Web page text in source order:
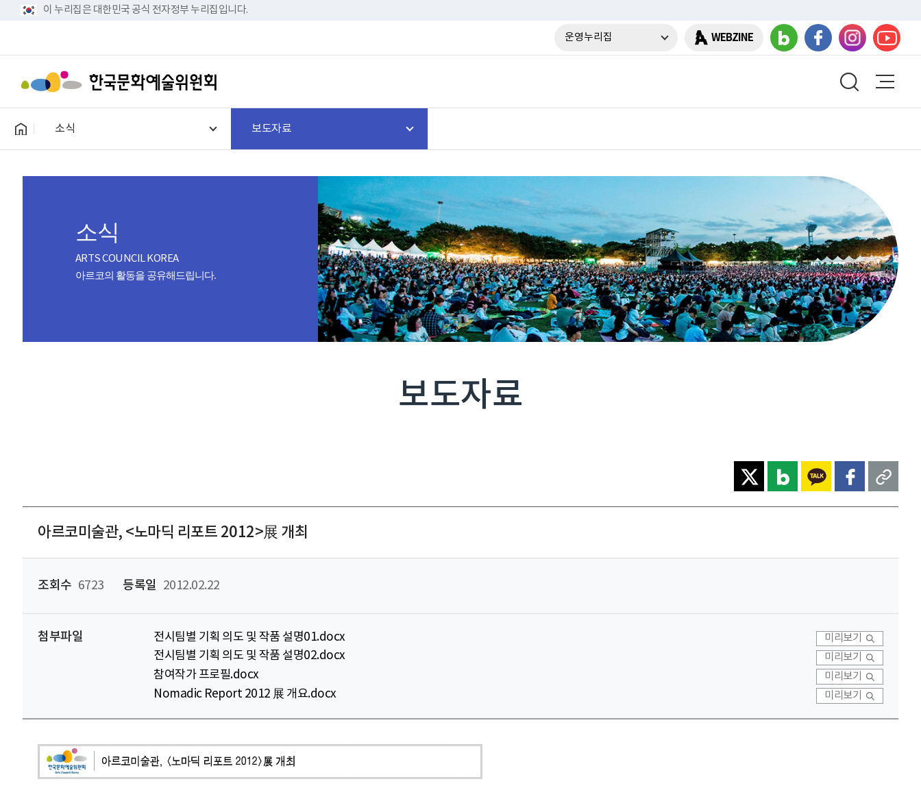
이 누리집은 대한민국 공식 전자정부 누리집입니다.
운영누리집 WEBZINE
소식 보도자료
소식
ARTS COUNCIL KOREA
아르코의 활동을 공유해드립니다.
보도자료
아르코미술관, <노마딕 리포트 2012>展 개최
조회수 6723 등록일 2012.02.22
첨부파일 전시팀별 기획 의도 및 작품 설명01.docx 미리보기
전시팀별 기획 의도 및 작품 설명02.docx 미리보기
참여작가 프로필.docx 미리보기
Nomadic Report 2012 展 개요.docx 미리보기